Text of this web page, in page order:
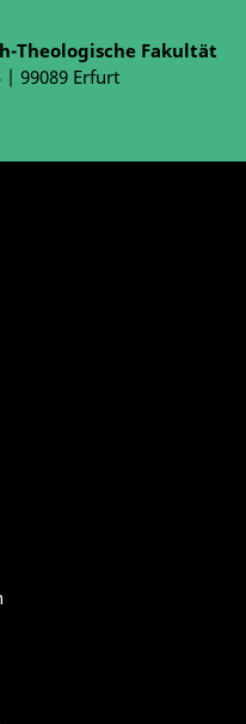
Theologische Fakultät
| 99089 Erfurt